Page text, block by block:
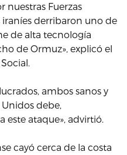
nuestras Fuerzas
derribaron uno de
de alta tecnología
de Ormuz», explicó el
ambos sanos y
Unidos debe,
este ataque», advirtió.
cayó cerca de la costa